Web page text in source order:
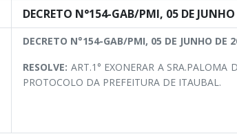
DECRETO N°154-GAB/PMI, 05 DE
DECRETO N°154-GAB/PMI, 05 DE JUNHO DE
RESOLVE: ART.1° EXONERAR A
PROTOCOLO DA PREFEITURA DE ITAUBAL.